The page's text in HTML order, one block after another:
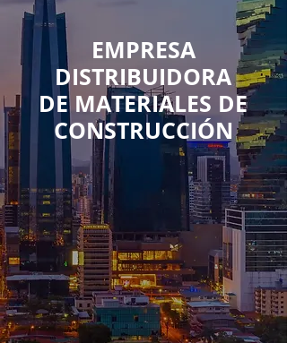
EMPRESA
DISTRIBUIDORA
DE MATERIALES DE
CONSTRUCCIÓN